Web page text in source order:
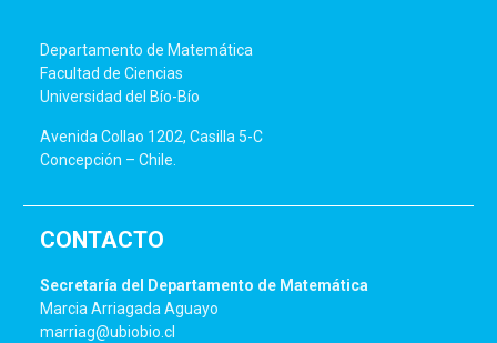
Departamento de Matemática
Facultad de Ciencias
Universidad del Bío-Bío
Avenida Collao 1202, Casilla 5-C
Concepción – Chile.
CONTACTO
Secretaría del Departamento de Matemática
Marcia Arriagada Aguayo
marriag@ubiobio.cl